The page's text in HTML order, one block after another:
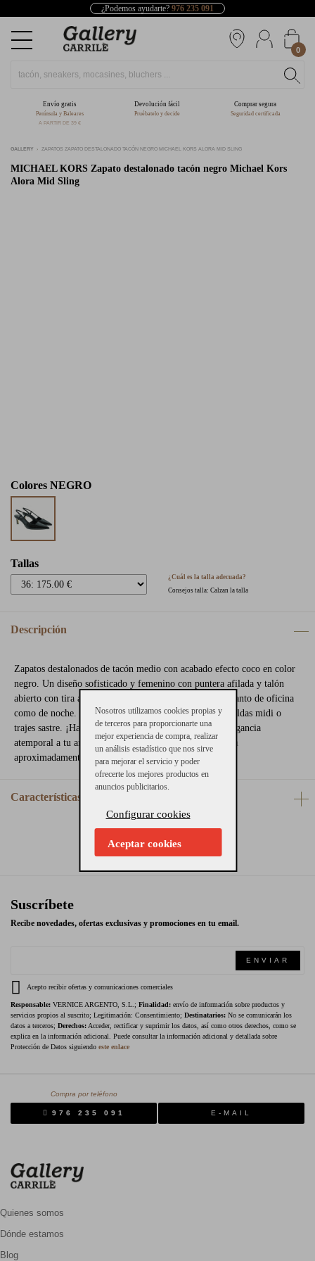
¿Podemos ayudarte? 976 235 091
0
Envío gratis
Península y Baleares
A PARTIR DE 39 €
Devolución fácil
Pruébatelo y decide
Comprar segura
Seguridad certificada
GALLERY ZAPATOS ZAPATO DESTALONADO TACÓN NEGRO MICHAEL KORS ALORA MID SLING
MICHAEL KORS Zapato destalonado tacón negro Michael Kors
Alora Mid Sling
Colores NEGRO
Tallas
¿Cuál es la talla adecuada?
Consejos talla: Calzan la talla
Descripción
Zapatos destalonados de tacón medio con acabado efecto coco en color
negro. Un diseño sofisticado y femenino con puntera afilada y talón
abierto con tira ajustable. Ideales para elevar tus looks tanto de oficina
como de noche. Combínalos con pantalones de vestir, faldas midi o
trajes sastre. ¡Hazte con estos Michael Kors y aporta elegancia
atemporal a tu armario! La altura del tacón es de 6,3 cm
aproximadamente.
Características
Suscríbete
Recibe novedades, ofertas exclusivas y promociones en tu email.
ENVIAR
Acepto recibir ofertas y comunicaciones comerciales
Responsable: VERNICE ARGENTO, S.L.; Finalidad: envío de información sobre productos y
servicios propios al suscrito; Legitimación: Consentimiento; Destinatarios: No se comunicarán los
datos a terceros; Derechos: Acceder, rectificar y suprimir los datos, así como otros derechos, como se
explica en la información adicional. Puede consultar la información adicional y detallada sobre
Protección de Datos siguiendo este enlace
Compra por teléfono
976 235 091 E-MAIL
Quienes somos
Dónde estamos
Blog
Nosotros utilizamos cookies propias y
de terceros para proporcionarte una
mejor experiencia de compra, realizar
un análisis estadístico que nos sirve
para mejorar el servicio y poder
ofrecerte los mejores productos en
anuncios publicitarios.
Configurar cookies
Aceptar cookies